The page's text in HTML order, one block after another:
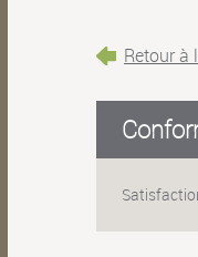
Retour à